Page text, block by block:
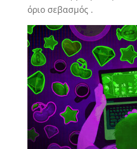
όριο σεβασμός .